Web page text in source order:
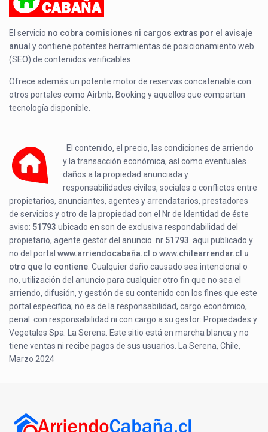
El servicio no cobra comisiones ni cargos extras por el avisaje
anual y contiene potentes herramientas de posicionamiento web
(SEO) de contenidos verificables.
Ofrece además un potente motor de reservas concatenable con
otros portales como Airbnb, Booking y aquellos que compartan
tecnología disponible.
El contenido, el precio, las condiciones de arriendo
y la transacción económica, así como eventuales
daños a la propiedad anunciada y
responsabilidades civiles, sociales o conflictos entre
propietarios, anunciantes, agentes y arrendatarios, prestadores
de servicios y otro de la propiedad con el Nr de Identidad de éste
aviso: 51793 ubicado enson de exclusiva respondabilidad del
propietario, agente gestor del anuncio nr 51793 aqui publicado y
no del portalwww.arriendocabaña.cl o www.chilearrendar.cl u
otro que lo contiene . Cualquier daño causado sea intencional o
no, utilización del anuncio para cualquier otro fin que no sea el
arriendo, difusión, y gestión de su contenido con los fines que este
portal especifica; no es de la responsabilidad, cargo económico,
penal con responsabilidad ni con cargo a su gestor: Propiedades y
Vegetales Spa. La Serena. Este sitio está en marcha blanca y no
tiene ventas ni recibe pagos de sus usuarios. La Serena, Chile,
Marzo 2024